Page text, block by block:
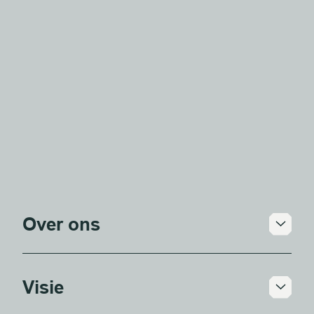
Over ons
Wij zijn een architectenbureau opgericht
in 1976; sindsdien hebben we meer dan
duizend projecten succesvol afgerond.
Visie